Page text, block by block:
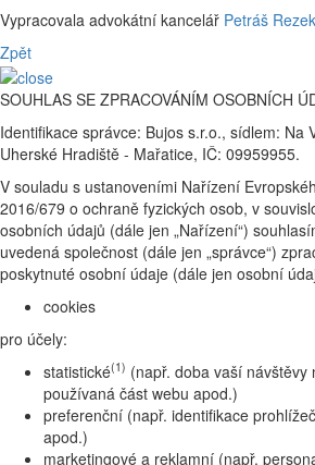
Vypracovala advokátní kancelář Petráš Rezek
Zpět
SOUHLAS SE ZPRACOVÁNÍM OSOBNÍCH
Identifikace správce: Bujos s.r.o., sídlem: Na
Uherské Hradiště - Mařatice, IČ: 09959955.
V souladu s ustanoveními Nařízení
2016/679 o ochraně fyzických osob, v
osobních údajů (dále jen „Nařízení“)
uvedená společnost (dále jen „správce“)
poskytnuté osobní údaje (dále jen osobní
cookies
pro účely:
statistické(1) (např. doba vaší
používaná část webu apod.)
preferenční (např. identifikace
apod.)
marketingové a reklamní (např.